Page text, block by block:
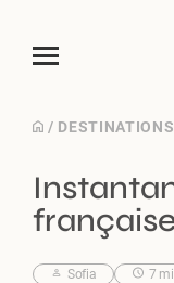
Skip
content
/ DESTINATIONS
Sofia 7